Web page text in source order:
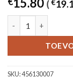
15.80 ( €
SKU:456130007